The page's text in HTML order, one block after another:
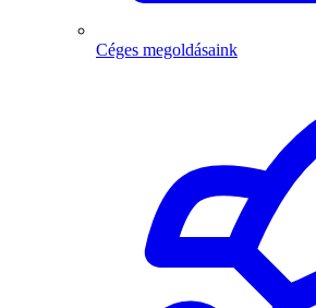
Céges megoldásaink